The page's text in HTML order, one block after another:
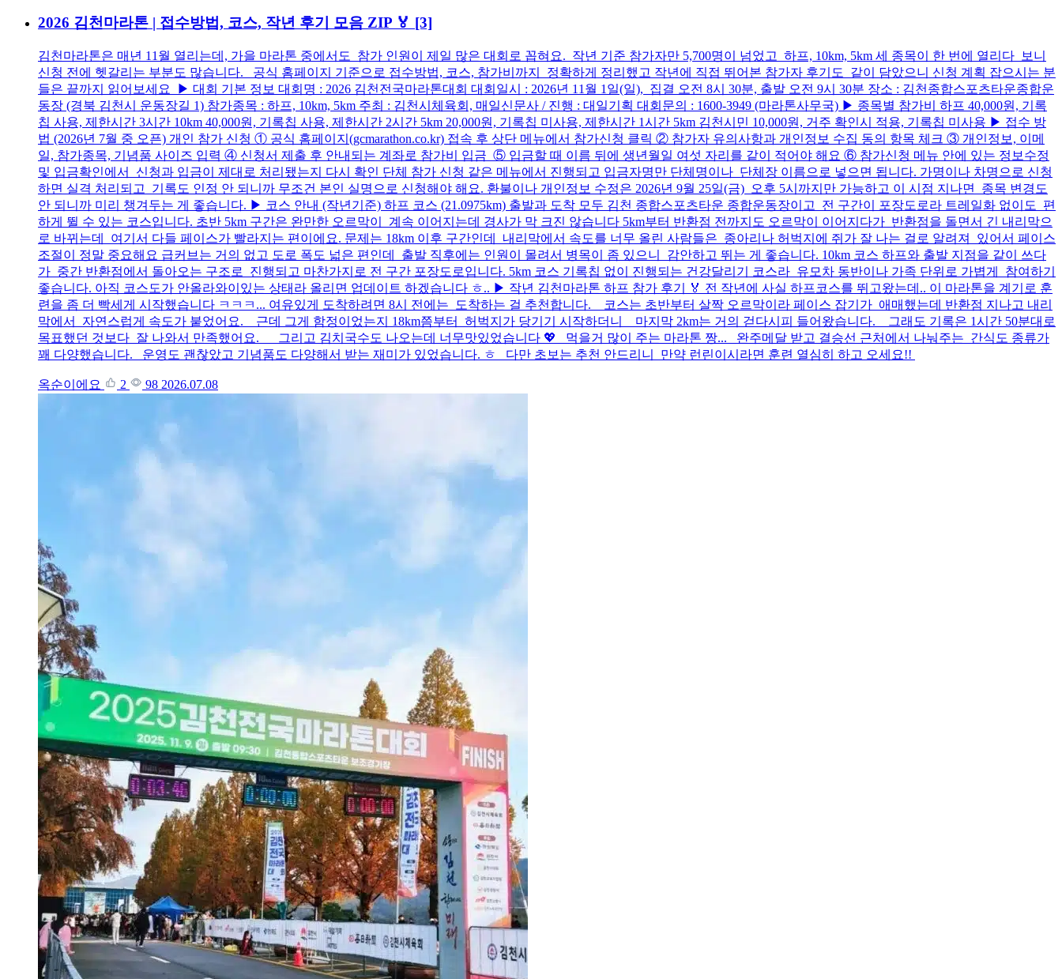
2026 김천마라톤 | 접수방법, 코스, 작년 후기 모음 ZIP 🏅 [3]
김천마라톤은 매년 11월 열리는데, 가을 마라톤 중에서도 참가 인원이 제일 많은 대회로 꼽혀요. 작년 기준 참가자만 5,700명이 넘었고 하프, 10km, 5km 세 종목이 한 번에 열리다 보니
신청 전에 헷갈리는 부분도 많습니다. 공식 홈페이지 기준으로 접수방법, 코스, 참가비까지 정확하게 정리했고 작년에 직접 뛰어본 참가자 후기도 같이 담았으니 신청 계획 잡으시는 분
들은 끝까지 읽어보세요 ▶ 대회 기본 정보 대회명 : 2026 김천전국마라톤대회 대회일시 : 2026년 11월 1일(일), 집결 오전 8시 30분, 출발 오전 9시 30분 장소 : 김천종합스포츠타운종합운
동장 (경북 김천시 운동장길 1) 참가종목 : 하프, 10km, 5km 주최 : 김천시체육회, 매일신문사 / 진행 : 대일기획 대회문의 : 1600-3949 (마라톤사무국) ▶ 종목별 참가비 하프 40,000원, 기록
칩 사용, 제한시간 3시간 10km 40,000원, 기록칩 사용, 제한시간 2시간 5km 20,000원, 기록칩 미사용, 제한시간 1시간 5km 김천시민 10,000원, 거주 확인시 적용, 기록칩 미사용 ▶ 접수 방
법 (2026년 7월 중 오픈) 개인 참가 신청 ① 공식 홈페이지(gcmarathon.co.kr) 접속 후 상단 메뉴에서 참가신청 클릭 ② 참가자 유의사항과 개인정보 수집 동의 항목 체크 ③ 개인정보, 이메
일, 참가종목, 기념품 사이즈 입력 ④ 신청서 제출 후 안내되는 계좌로 참가비 입금 ⑤ 입금할 때 이름 뒤에 생년월일 여섯 자리를 같이 적어야 해요 ⑥ 참가신청 메뉴 안에 있는 정보수정
및 입금확인에서 신청과 입금이 제대로 처리됐는지 다시 확인 단체 참가 신청 같은 메뉴에서 진행되고 입금자명만 단체명이나 단체장 이름으로 넣으면 됩니다. 가명이나 차명으로 신청
하면 실격 처리되고 기록도 인정 안 되니까 무조건 본인 실명으로 신청해야 해요. 환불이나 개인정보 수정은 2026년 9월 25일(금) 오후 5시까지만 가능하고 이 시점 지나면 종목 변경도
안 되니까 미리 챙겨두는 게 좋습니다. ▶ 코스 안내 (작년기준) 하프 코스 (21.0975km) 출발과 도착 모두 김천 종합스포츠타운 종합운동장이고 전 구간이 포장도로라 트레일화 없이도 편
하게 뛸 수 있는 코스입니다. 초반 5km 구간은 완만한 오르막이 계속 이어지는데 경사가 막 크진 않습니다 5km부터 반환점 전까지도 오르막이 이어지다가 반환점을 돌면서 긴 내리막으
로 바뀌는데 여기서 다들 페이스가 빨라지는 편이에요. 문제는 18km 이후 구간인데 내리막에서 속도를 너무 올린 사람들은 종아리나 허벅지에 쥐가 잘 나는 걸로 알려져 있어서 페이스
조절이 정말 중요해요 급커브는 거의 없고 도로 폭도 넓은 편인데 출발 직후에는 인원이 몰려서 병목이 좀 있으니 감안하고 뛰는 게 좋습니다. 10km 코스 하프와 출발 지점을 같이 쓰다
가 중간 반환점에서 돌아오는 구조로 진행되고 마찬가지로 전 구간 포장도로입니다. 5km 코스 기록칩 없이 진행되는 건강달리기 코스라 유모차 동반이나 가족 단위로 가볍게 참여하기
좋습니다. 아직 코스도가 안올라와이있는 상태라 올리면 업데이트 하겠습니다 ㅎ.. ▶ 작년 김천마라톤 하프 참가 후기 🏅 전 작년에 사실 하프코스를 뛰고왔는데.. 이 마라톤을 계기로 훈
련을 좀 더 빡세게 시작했습니다 ㅋㅋㅋ... 여유있게 도착하려면 8시 전에는 도착하는 걸 추천합니다. 코스는 초반부터 살짝 오르막이라 페이스 잡기가 애매했는데 반환점 지나고 내리
막에서 자연스럽게 속도가 붙었어요. 근데 그게 함정이었는지 18km쯤부터 허벅지가 당기기 시작하더니 마지막 2km는 거의 걷다시피 들어왔습니다. 그래도 기록은 1시간 50분대로
목표했던 것보다 잘 나와서 만족했어요. 그리고 김치국수도 나오는데 너무맛있었습니다 💖 먹을거 많이 주는 마라톤 짱... 완주메달 받고 결승선 근처에서 나눠주는 간식도 종류가
꽤 다양했습니다. 운영도 괜찮았고 기념품도 다양해서 받는 재미가 있었습니다. ㅎ 다만 초보는 추천 안드리니 만약 런린이시라면 훈련 열심히 하고 오세요!!
옥순이에요 2 98 2026.07.08